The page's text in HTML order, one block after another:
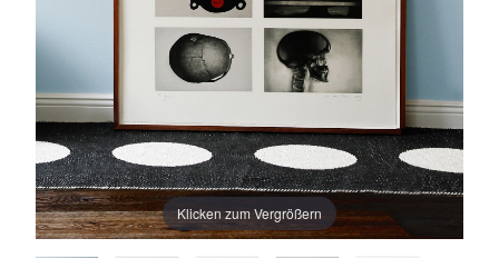
Klicken zum Vergrößern